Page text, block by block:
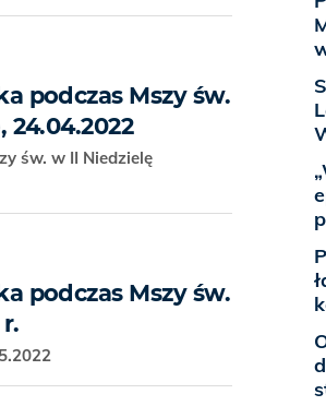
podczas Mszy św.
24.04.2022
św. w II Niedzielę
podczas Mszy św.